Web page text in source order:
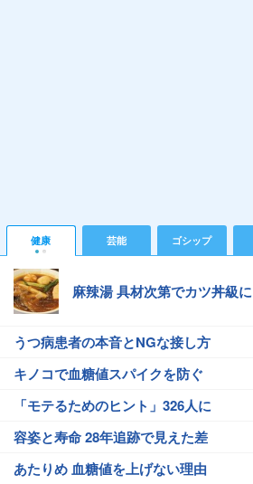
健康 芸能 ゴシップ
麻辣湯 具材次第でカツ丼級に
うつ病患者の本音とNGな接し方
キノコで血糖値スパイクを防ぐ
「モテるためのヒント」326人に
容姿と寿命 28年追跡で見えた差
あたりめ 血糖値を上げない理由